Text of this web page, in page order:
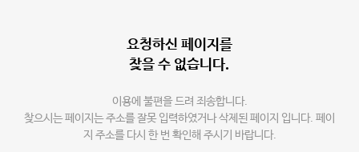
요청하신 페이지를
찾을 수 없습니다.
이용에 불편을 드려 죄송합니다.
찾으시는 페이지는 주소를 잘못 입력하였거나 삭제된 페이지 입니다. 페이
지 주소를 다시 한 번 확인해 주시기 바랍니다.